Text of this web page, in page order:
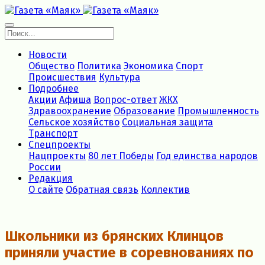
Новости
Общество Политика Экономика Спорт
Происшествия Культура
Подробнее
Акции Афиша Вопрос-ответ ЖКХ
Здравоохранение Образование Промышленность
Сельское хозяйство Социальная защита
Транспорт
Спецпроекты
Нацпроекты 80 лет Победы Год единства народов
России
Редакция
О сайте Обратная связь Коллектив
Школьники из брянских Клинцов
приняли участие в соревнованиях по